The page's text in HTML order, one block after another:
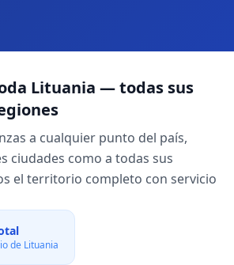
Lituania — todas sus
a cualquier punto del país,
ciudades como a todas sus
el territorio completo con servicio
de Lituania